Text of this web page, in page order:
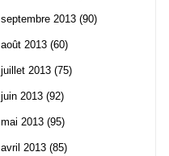
septembre 2013 (90)
août 2013 (60)
juillet 2013 (75)
juin 2013 (92)
mai 2013 (95)
avril 2013 (85)